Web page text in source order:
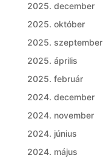
2025. december
2025. október
2025. szeptember
2025. április
2025. február
2024. december
2024. november
2024. június
2024. május